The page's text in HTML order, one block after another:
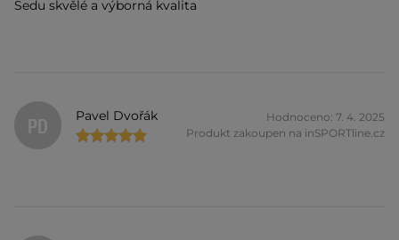
Sedu skvělé a výborná kvalita
PD Pavel Dvořák
Hodnoceno: 7. 4. 2025
Produkt zakoupen na inSPORTline.cz